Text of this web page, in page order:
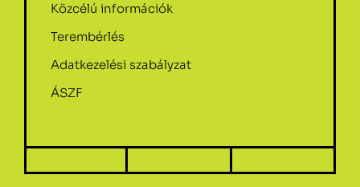
Közcélú információk
Terembérlés
Adatkezelési szabályzat
ÁSZF